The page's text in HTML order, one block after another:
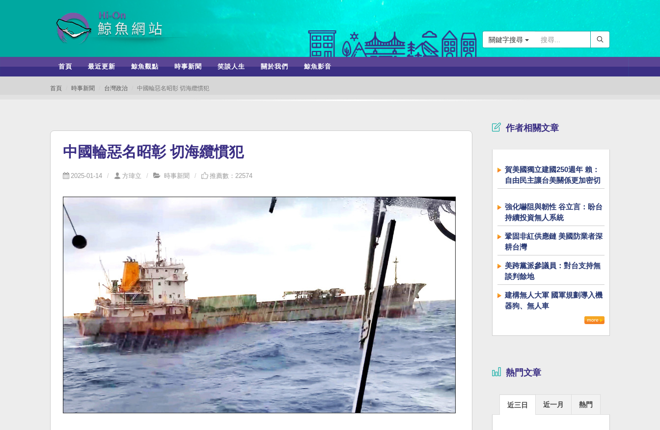
關鍵字搜尋
首頁 最近更新 鯨魚觀點 時事新聞 笑談人生 關於我們 鯨魚影音
首頁 時事新聞 台灣政治 中國輪惡名昭彰 切海纜慣犯
中國輪惡名昭彰 切海纜慣犯
2025-01-14 方瑋立 時事新聞 推薦數：22574
作者相關文章
賀美國獨立建國250週年 賴：
自由民主讓台美關係更加密切
強化嚇阻與韌性 谷立言：盼台
持續投資無人系統
鞏固非紅供應鏈 美國防業者深
耕台灣
美跨黨派參議員：對台支持無
談判餘地
建構無人大軍 國軍規劃導入機
器狗、無人車
熱門文章
近三日 近一月 熱門